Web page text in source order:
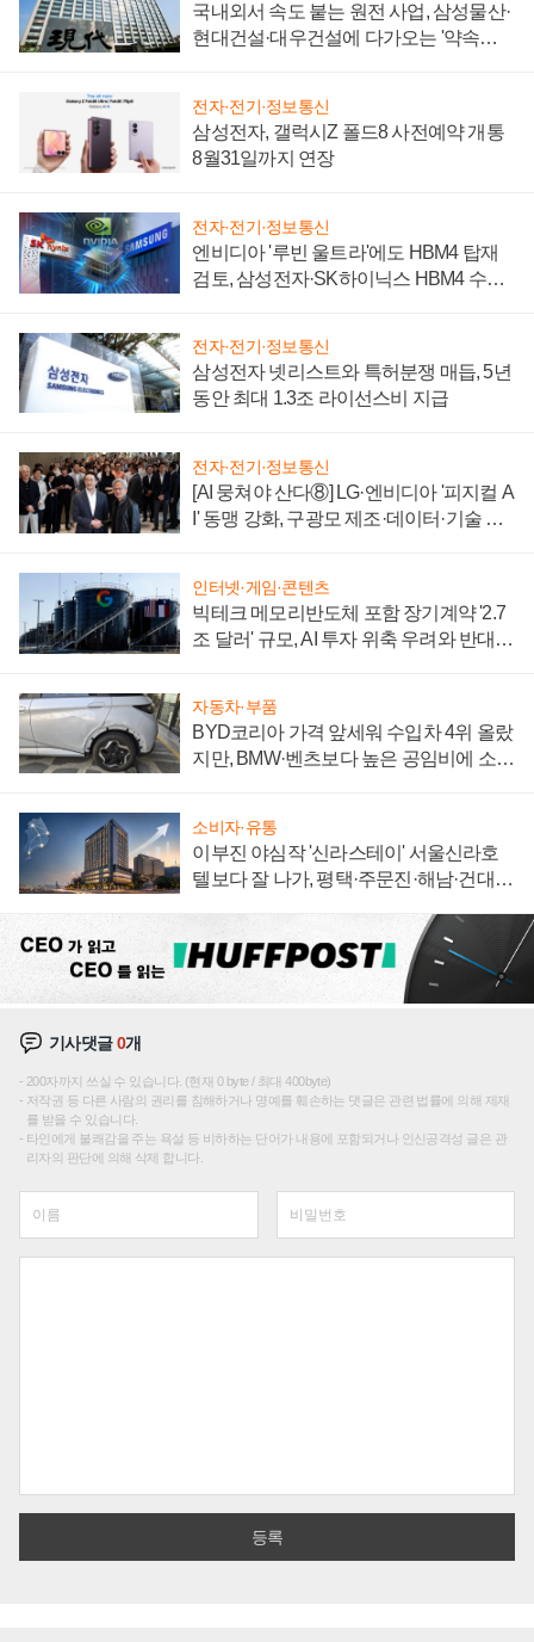
국내외서 속도 붙는 원전 사업, 삼성물산·
현대건설·대우건설에 다가오는 '약속의
전자·전기·정보통신
삼성전자, 갤럭시Z 폴드8 사전예약 개통
8월31일까지 연장
전자·전기·정보통신
엔비디아 '루빈 울트라'에도 HBM4 탑재
검토, 삼성전자·SK하이닉스 HBM4 수율
전자·전기·정보통신
삼성전자 넷리스트와 특허분쟁 매듭, 5년
동안 최대 1.3조 라이선스비 지급
전자·전기·정보통신
[AI 뭉쳐야 산다⑧] LG·엔비디아 '피지컬 A
I' 동맹 강화, 구광모 제조·데이터·기술 결
인터넷·게임·콘텐츠
빅테크 메모리반도체 포함 장기계약 '2.7
조 달러' 규모, AI 투자 위축 우려와 반대
자동차·부품
BYD코리아 가격 앞세워 수입차 4위 올랐
지만, BMW·벤츠보다 높은 공임비에 소비
소비자·유통
이부진 야심작 '신라스테이' 서울신라호
텔보다 잘 나가, 평택·주문진·해남·건대로
기사댓글0개
200자까지 쓰실 수 있습니다. (현재 0 byte / 최대 400byte)
저작권 등 다른 사람의 권리를 침해하거나 명예를 훼손하는 댓글은 관련 법률에 의해 제재
를 받을 수 있습니다.
타인에게 불쾌감을 주는 욕설 등 비하하는 단어가 내용에 포함되거나 인신공격성 글은 관
리자의 판단에 의해 삭제 합니다.